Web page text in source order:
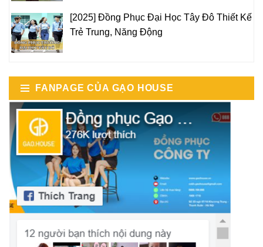
[2025] Đồng Phục Đại Học Tây Đô Thiết Kế
Trẻ Trung, Năng Động
FANPAGE CỦA GẠO HOUSE